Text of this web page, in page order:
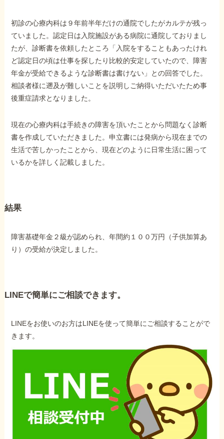
受付時間：平日9:00~18:00
初診の心療内科は９年前半年だけの通院でしたがカルテが残っ
ていました。認定日は入院施設がある病院に通院しておりまし
たが、診断書を依頼したところ「入院をすることもあったけれ
ど認定日の頃は仕事を探したり比較的安定していたので、障害
年金が受給できるような診断書は書けない」との回答でした。
相談者様に遡及が難しいことを説明しご納得いただいたため事
後重症請求となりました。
現在の心療内科は手続きの障害を頂いたことから問題なく診断
書を作成していただきました。申立書には発病から現在までの
生活で苦しかったことから、現在どのように日常生活に困って
いるかを詳しく記載しました。
結果
障害基礎年金２級が認められ、年間約１００万円（子供加算あ
り）の受給が決定しました。
LINEで簡単にご相談できます。
LINEをお使いのお方はLINEを使って簡単にご相談することがで
きます。